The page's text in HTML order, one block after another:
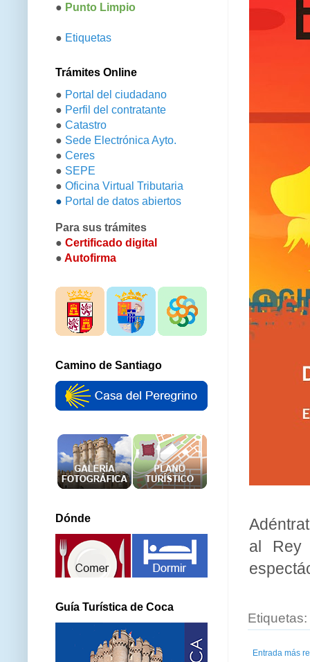
al Rey
Etiquetas:
Entrada más
● Punto Limpio
● Etiquetas
Trámites Online
● Portal del ciudadano
● Perfil del contratante
● Catastro
● Sede Electrónica Ayto.
● Ceres
● SEPE
● Oficina Virtual Tributaria
● Portal de datos abiertos
Para sus trámites
● Certificado digital
● Autofirma
Camino de Santiago
Dónde
Guía Turística de Coca